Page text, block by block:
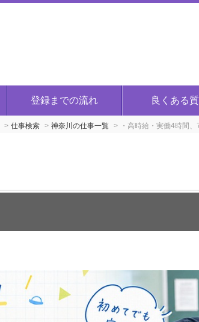
登録までの流れ 良くある
仕事検索 神奈川の仕事一覧 ・高時給・実働4時間